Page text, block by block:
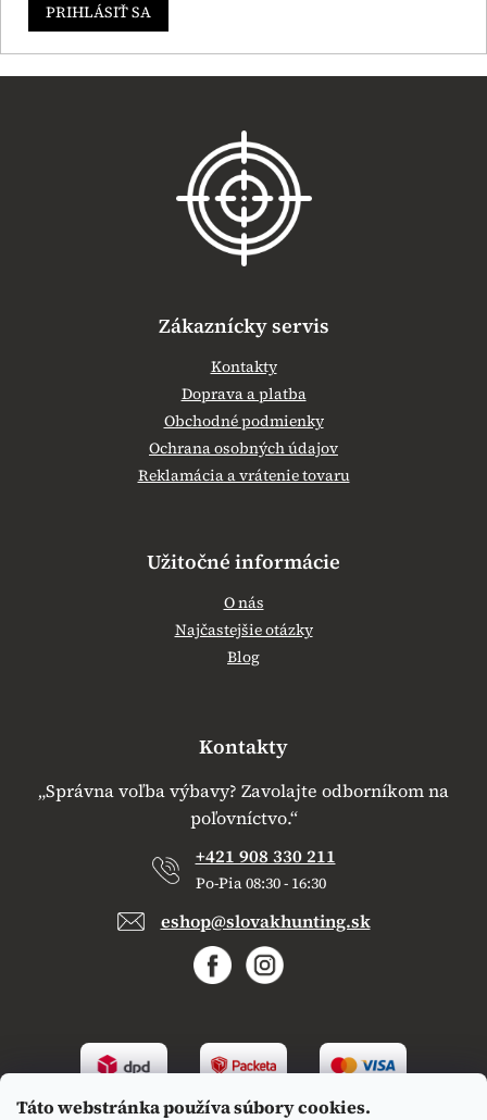
Táto webstránka používa súbory cookies.
PRIHLÁSIŤ SA
Zákaznícky servis
Kontakty
Doprava a platba
Obchodné podmienky
Ochrana osobných údajov
Reklamácia a vrátenie tovaru
Užitočné informácie
O nás
Najčastejšie otázky
Blog
Kontakty
„Správna voľba výbavy? Zavolajte odborníkom na
poľovníctvo.“
+421 908 330 211
Po-Pia 08:30 - 16:30
eshop@slovakhunting.sk